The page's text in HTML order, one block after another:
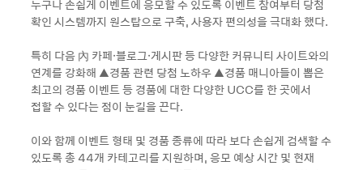
누구나 손쉽게 이벤트에 응모할 수 있도록 이벤트 참여부터 당첨
확인 시스템까지 원스탑으로 구축, 사용자 편의성을 극대화 했다.
특히 다음 內 카페·블로그·게시판 등 다양한 커뮤니티 사이트와의
연계를 강화해 ▲경품 관련 당첨 노하우 ▲경품 매니아들이 뽑은
최고의 경품 이벤트 등 경품에 대한 다양한 UCC를 한 곳에서
접할 수 있다는 점이 눈길을 끈다.
이와 함께 이벤트 형태 및 경품 종류에 따라 보다 손쉽게 검색할 수
있도록 총 44개 카테고리를 지원하며, 응모 예상 시간 및 현재